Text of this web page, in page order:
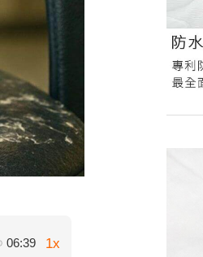
06:39 1x